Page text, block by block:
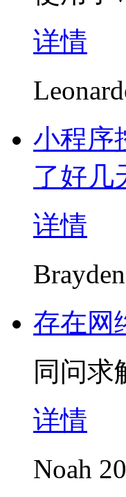
详情
小程序
了好几
详情
Brayden
存在网
同问求
详情
Noah